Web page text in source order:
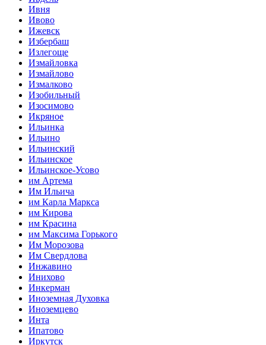
Ивня
Ивово
Ижевск
Избербаш
Излегоще
Измайловка
Измайлово
Измалково
Изобильный
Изосимово
Икряное
Ильинка
Ильино
Ильинский
Ильинское
Ильинское-Усово
им Артема
Им Ильича
им Карла Маркса
им Кирова
им Красина
им Максима Горького
Им Морозова
Им Свердлова
Инжавино
Инихово
Инкерман
Иноземная Духовка
Иноземцево
Инта
Ипатово
Иркутск